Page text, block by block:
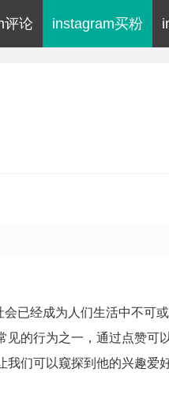
评论 instagram买粉
已经成为人们生活中不可
见的行为之一，通过点赞可
们可以窥探到他的兴趣爱